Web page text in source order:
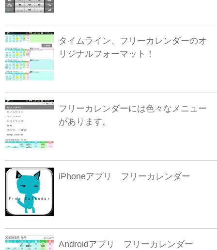
タイムライン、フリーカレンダーのオ
リジナルフォーマット！
フリーカレンダーには色々なメニュー
があります。
iPhoneアプリ フリーカレンダー
Androidアプリ フリーカレンダー